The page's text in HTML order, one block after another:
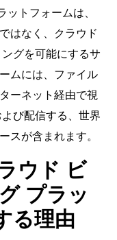
トフォームは、
はなく、クラウド
グを可能にするサ
ムには、ファイル
ーネット経由で視
び配信する、世界
スが含まれます。
ウド ビ
プラッ
る理由